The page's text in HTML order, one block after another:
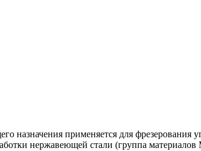
назначения применяется для
нержавеющей стали (группа